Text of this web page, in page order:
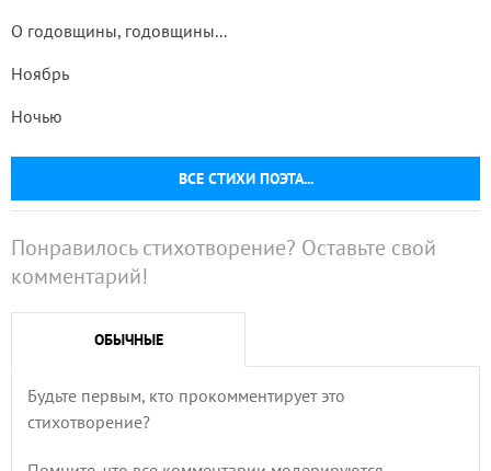
ВСЕ СТИХИ ПОЭТА...
О годовщины, годовщины...
Ноябрь
Ночью
Понравилось стихотворение? Оставьте свой
комментарий!
ОБЫЧНЫЕ
Будьте первым, кто прокомментирует это
стихотворение?